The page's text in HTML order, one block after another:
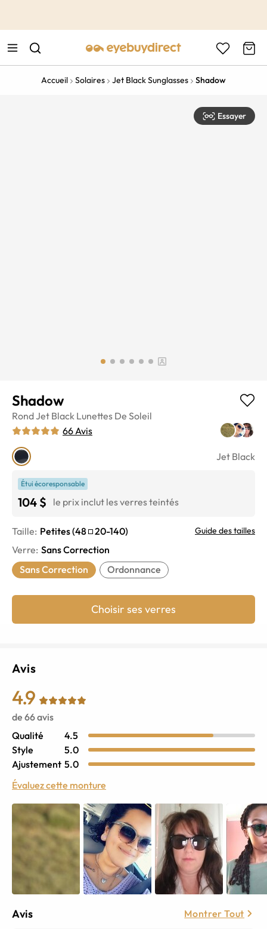
Accueil Solaires Jet Black Sunglasses Shadow
Essayer
Shadow
RondJet Black Lunettes De Soleil
66 Avis
Jet Black
Étui écoresponsable
104 $ le prix inclut les verres teintés
Taille: Petites(48 20-140) Guide des tailles
Verre: Sans Correction
Sans Correction
Ordonnance
Choisir ses verres
Avis
4.9
de 66avis
Qualité
4.5
Style
5.0
Ajustement 5.0
Évaluez cette monture
Avis Montrer Tout